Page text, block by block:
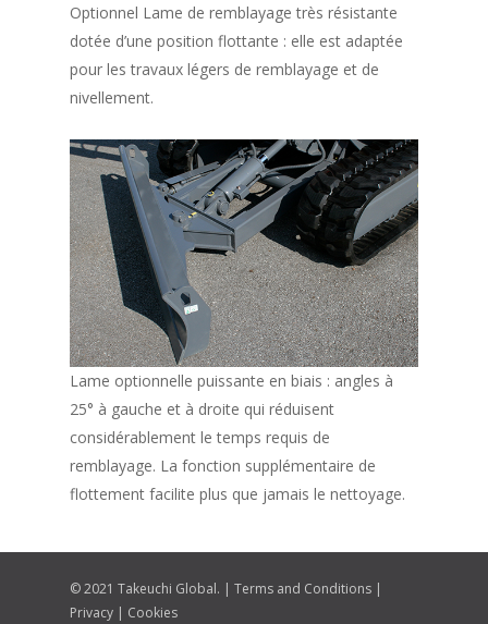
Optionnel Lame de remblayage très résistante
dotée d’une position flottante : elle est adaptée
pour les travaux légers de remblayage et de
nivellement.
Lame optionnelle puissante en biais : angles à
25° à gauche et à droite qui réduisent
considérablement le temps requis de
remblayage. La fonction supplémentaire de
flottement facilite plus que jamais le nettoyage.
© 2021 Takeuchi Global. | Terms and Conditions |
Privacy | Cookies